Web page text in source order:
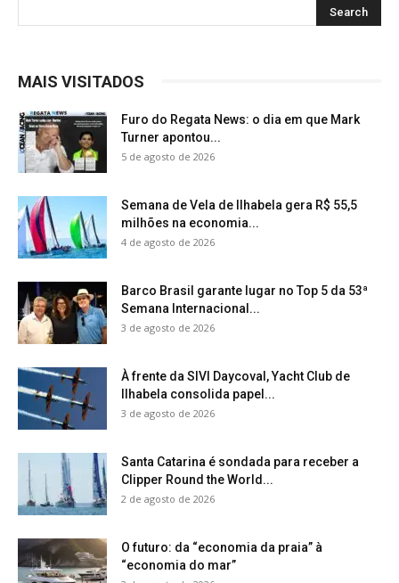
MAIS VISITADOS
Furo do Regata News: o dia em que Mark
Turner apontou...
5 de agosto de 2026
Semana de Vela de Ilhabela gera R$ 55,5
milhões na economia...
4 de agosto de 2026
Barco Brasil garante lugar no Top 5 da 53ª
Semana Internacional...
3 de agosto de 2026
À frente da SIVI Daycoval, Yacht Club de
Ilhabela consolida papel...
3 de agosto de 2026
Santa Catarina é sondada para receber a
Clipper Round the World...
2 de agosto de 2026
O futuro: da “economia da praia” à
“economia do mar”